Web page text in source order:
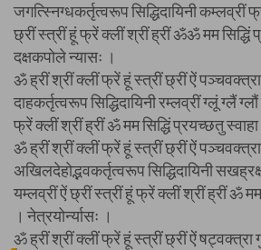
जगत्स्निग्धकर्तृत्वरूप सिद्धिदायिनी कम्लव्रीं
छ्रीं स्त्रीं हूं फ्रें क्लीं श्रीं ह्रीं ॐॐ मम सिद्धिं
दक्षकपोले न्यासः ।
ॐ ह्रीं श्रीं क्लीं फ्रें हूं स्त्रीं छ्रीं ऐं
दाहकर्तृत्वरूप सिद्धिदायिनी रम्लव्रीं ग्लूं ग्लैं
फ्रें क्लीं श्रीं ह्रीं ॐ मम सिद्धिं प्रयच्छतु
ॐ ह्रीं श्रीं क्लीं फ्रें हूं स्त्रीं छ्रीं ऐं
अखिलदेहोद्भवकर्तृत्वरूप सिद्धिदायिनी
यम्लव्रीं ऐं छ्रीं स्त्रीं हूं फ्रें क्लीं श्रीं ह्रीं ॐ
। नेत्रयोर्न्यासः ।
ॐ ह्रीं श्रीं क्लीं फ्रें हूं स्त्रीं छ्रीं ऐं षट्वक्त्रा